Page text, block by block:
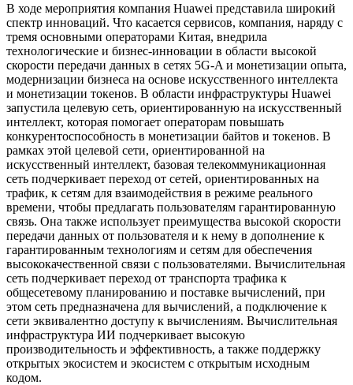
В ходе мероприятия компания Huawei представила широкий
спектр инноваций. Что касается сервисов, компания, наряду с
тремя основными операторами Китая, внедрила
технологические и бизнес-инновации в области высокой
скорости передачи данных в сетях 5G-A и монетизации опыта,
модернизации бизнеса на основе искусственного интеллекта
и монетизации токенов. В области инфраструктуры Huawei
запустила целевую сеть, ориентированную на искусственный
интеллект, которая помогает операторам повышать
конкурентоспособность в монетизации байтов и токенов. В
рамках этой целевой сети, ориентированной на
искусственный интеллект, базовая телекоммуникационная
сеть подчеркивает переход от сетей, ориентированных на
трафик, к сетям для взаимодействия в режиме реального
времени, чтобы предлагать пользователям гарантированную
связь. Она также использует преимущества высокой скорости
передачи данных от пользователя и к нему в дополнение к
гарантированным технологиям и сетям для обеспечения
высококачественной связи с пользователями. Вычислительная
сеть подчеркивает переход от транспорта трафика к
общесетевому планированию и поставке вычислений, при
этом сеть предназначена для вычислений, а подключение к
сети эквивалентно доступу к вычислениям. Вычислительная
инфраструктура ИИ подчеркивает высокую
производительность и эффективность, а также поддержку
открытых экосистем и экосистем с открытым исходным
кодом.